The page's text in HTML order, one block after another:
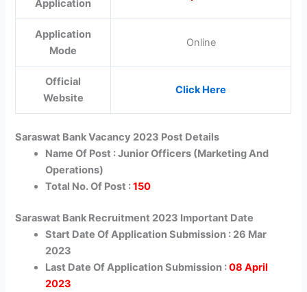
Application
Application
Mode
Online
Official
Website
Click Here
Saraswat Bank Vacancy 2023 Post Details
Name Of Post : Junior Officers (Marketing And
Operations)
Total No. Of Post :150
Saraswat Bank Recruitment 2023 Important Date
Start Date Of Application Submission : 26 Mar
2023
Last Date Of Application Submission :08 April
2023